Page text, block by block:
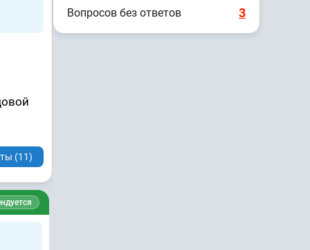
(11)
Вопросов без ответов 3